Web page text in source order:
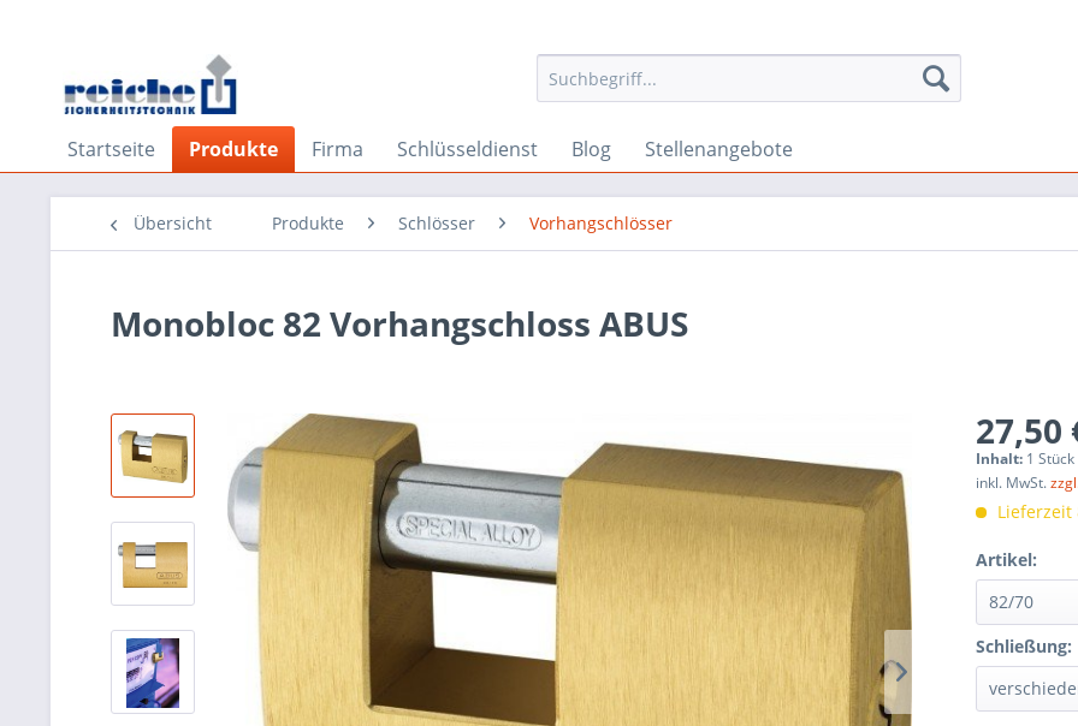
Startseite Produkte Firma Schlüsseldienst Blog Stellenangebote
Übersicht Produkte Schlösser Vorhangschlösser
Monobloc 82 Vorhangschloss ABUS
27,50
Inhalt: 1 Stück
inkl. MwSt.
Lieferzeit
Artikel:
Schließung: